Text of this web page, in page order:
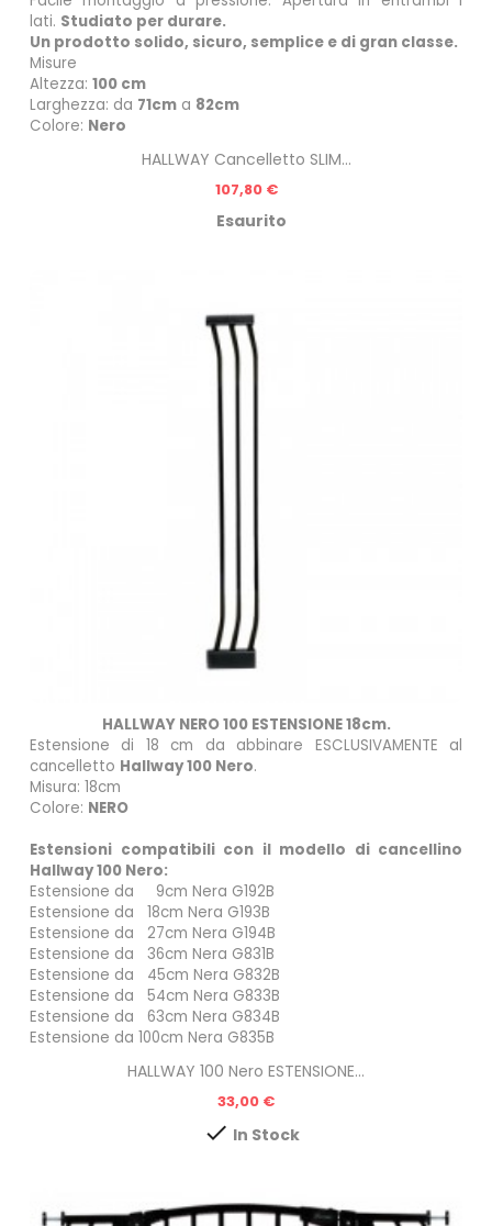
lati. Studiato per durare.
Un prodotto solido, sicuro, semplice e di gran classe.
Misure
Altezza: 100 cm
Larghezza: da 71cm a 82cm
Colore: Nero
HALLWAY Cancelletto SLIM...
Prezzo
107,80 €
Esaurito
HALLWAY NERO 100 ESTENSIONE 18cm.
Estensione di 18 cm da abbinare ESCLUSIVAMENTE al
cancelletto Hallway 100 Nero.
Misura: 18cm
Colore: NERO
Estensioni compatibili con il modello di cancellino
Hallway 100 Nero:
Estensione da 9cm Nera G192B
Estensione da 18cm Nera G193B
Estensione da 27cm Nera G194B
Estensione da 36cm Nera G831B
Estensione da 45cm Nera G832B
Estensione da 54cm Nera G833B
Estensione da 63cm Nera G834B
Estensione da 100cm Nera G835B
HALLWAY 100 Nero ESTENSIONE...
Prezzo
33,00 €
 In Stock